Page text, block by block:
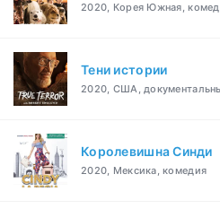
2020, Корея Южная,
Тени истории
2020, США,
Королевишна Синди
2020, Мексика, комедия